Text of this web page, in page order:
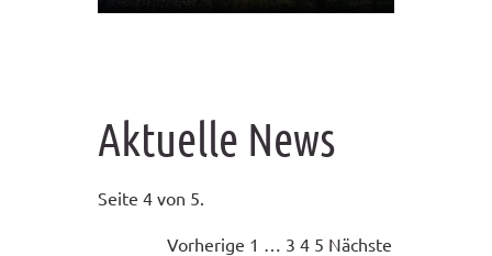
Aktuelle News
Seite 4 von 5.
Vorherige 1 3 4 5 Nächste